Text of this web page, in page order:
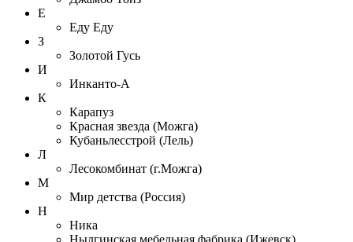
Е
Еду Еду
З
Золотой Гусь
И
Инканто-А
К
Карапуз
Красная звезда (Можга)
Кубаньлесстрой (Лель)
Л
Лесокомбинат (г.Можга)
М
Мир детства (Россия)
Н
Ника